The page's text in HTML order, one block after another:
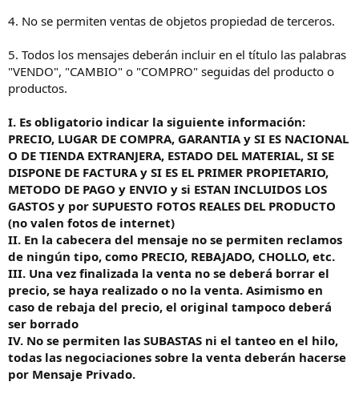
4. No se permiten ventas de objetos propiedad de terceros.
5. Todos los mensajes deberán incluir en el título las palabras
"VENDO", "CAMBIO" o "COMPRO" seguidas del producto o
productos.
I. Es obligatorio indicar la siguiente información:
PRECIO, LUGAR DE COMPRA, GARANTIA y SI ES NACIONAL
O DE TIENDA EXTRANJERA, ESTADO DEL MATERIAL, SI SE
DISPONE DE FACTURA y SI ES EL PRIMER PROPIETARIO,
METODO DE PAGO y ENVIO y si ESTAN INCLUIDOS LOS
GASTOS y por SUPUESTO FOTOS REALES DEL PRODUCTO
(no valen fotos de internet)
II. En la cabecera del mensaje no se permiten reclamos
de ningún tipo, como PRECIO, REBAJADO, CHOLLO, etc.
III. Una vez finalizada la venta no se deberá borrar el
precio, se haya realizado o no la venta. Asimismo en
caso de rebaja del precio, el original tampoco deberá
ser borrado
IV. No se permiten las SUBASTAS ni el tanteo en el hilo,
todas las negociaciones sobre la venta deberán hacerse
por Mensaje Privado.